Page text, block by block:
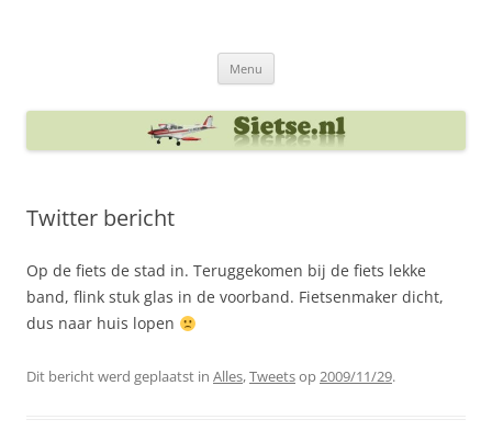
Menu
Twitter bericht
Op de fiets de stad in. Teruggekomen bij de fiets lekke
band, flink stuk glas in de voorband. Fietsenmaker dicht,
dus naar huis lopen
Dit bericht werd geplaatst in Alles,Tweetsop2009/11/29.